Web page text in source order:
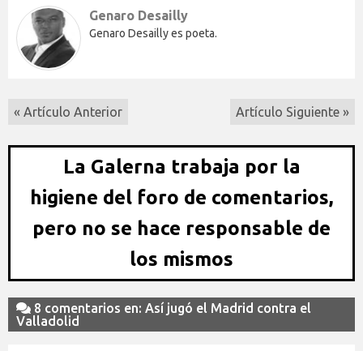
Genaro Desailly
Genaro Desailly es poeta.
« Artículo Anterior Artículo Siguiente »
La Galerna trabaja por la
higiene del foro de comentarios,
pero no se hace responsable de
los mismos
8 comentarios en: Así jugó el Madrid contra el
Valladolid